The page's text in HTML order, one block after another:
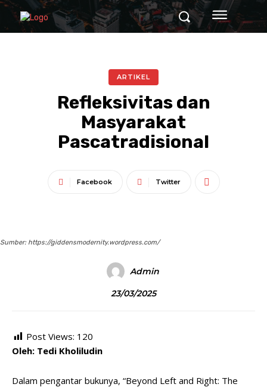
ARTIKEL
Refleksivitas dan
Masyarakat
Pascatradisional
Facebook Twitter
Sumber: https://giddensmodernity.wordpress.com/
Admin
23/03/2025
Post Views: 120
Oleh: Tedi Kholiludin
Dalam pengantar bukunya, “Beyond Left and Right: The